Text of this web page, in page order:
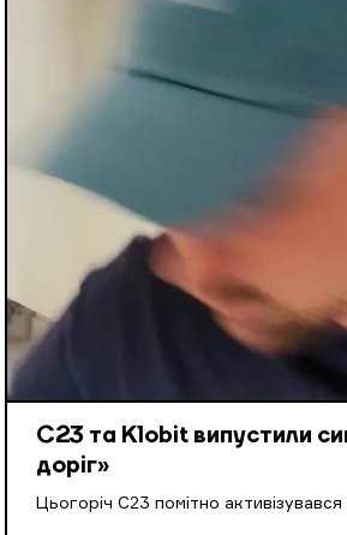
С23 та Klobit випустили
доріг»
Цьогоріч С23 помітно активізувався